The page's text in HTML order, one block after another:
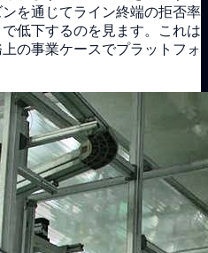
を通じてライン終端の拒否率
低下するのを見ます。これは
の事業ケースでプラットフォ